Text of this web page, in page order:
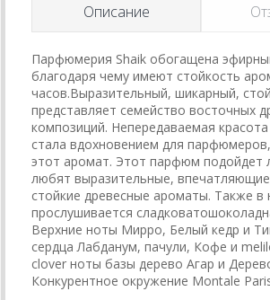
Описание
Парфюмерия Shaik обогащена
благодаря чему имеют стойкость
часов.Выразительный, шикарный,
представляет семейство восточных
композиций. Непередаваемая
стала вдохновением для
этот аромат. Этот парфюм подойдет
любят выразительные,
стойкие древесные ароматы. Также в
прослушивается
Верхние ноты Мирро, Белый кедр и
сердца Лабданум, пачули, Кофе и
clover ноты базы дерево Агар и
Конкурентное окружение Montale